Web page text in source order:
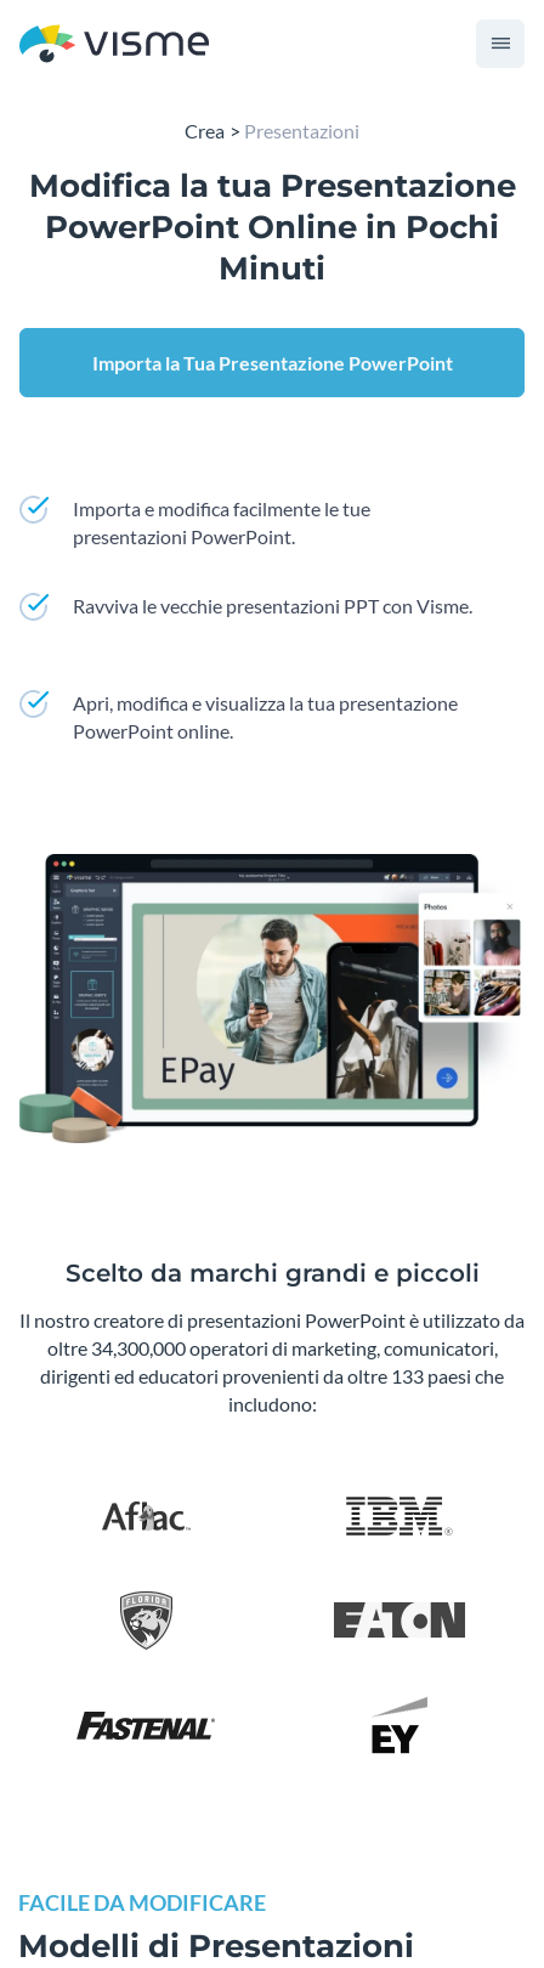
Crea Presentazioni
Modifica la tua Presentazione
PowerPoint Online in Pochi
Minuti
Importa la Tua Presentazione PowerPoint
Importa e modifica facilmente le tue
presentazioni PowerPoint.
Ravviva le vecchie presentazioni PPT con Visme.
Apri, modifica e visualizza la tua presentazione
PowerPoint online.
Scelto da marchi grandi e piccoli
Il nostro creatore di presentazioni PowerPoint è utilizzato da
oltre 34,300,000 operatori di marketing, comunicatori,
dirigenti ed educatori provenienti da oltre 133 paesi che
includono:
FACILE DA MODIFICARE
Modelli di Presentazioni